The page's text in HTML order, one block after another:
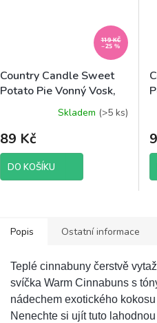
119 KČ
–25 %
Country Candle Sweet
Potato Pie Vonný Vosk,
Skladem (>5 ks)
89 Kč
DO KOŠÍKU
Popis Ostatní informace
Teplé cinnabuny čerstvě
svíčka Warm Cinnabuns s
nádechem exotického
Nenechte si ujít tuto